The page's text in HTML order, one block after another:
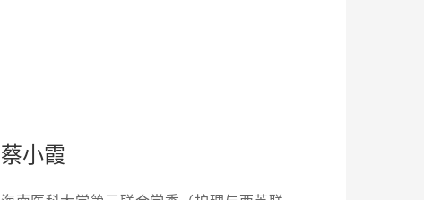
蔡小霞